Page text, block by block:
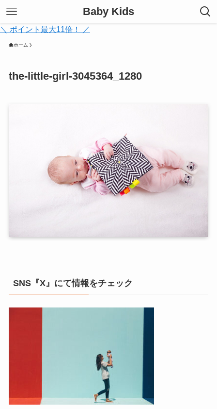
Baby Kids
＼ ポイント最大11倍！ ／
ホーム
the-little-girl-3045364_1280
SNS『X』にて情報をチェック